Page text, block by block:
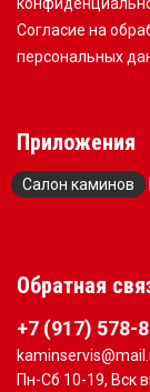
Согласие на
персональных
Приложения
Салон каминов
Обратная
+7 (917) 578-
Пн-Сб 10-19, Вск